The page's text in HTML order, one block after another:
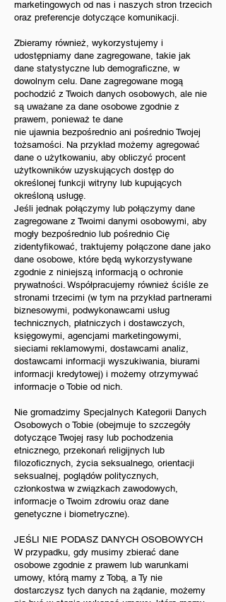
marketingowych od nas i naszych stron trzecich
oraz preferencje dotyczące komunikacji.
Zbieramy również, wykorzystujemy i
udostępniamy dane zagregowane, takie jak
dane statystyczne lub demograficzne, w
dowolnym celu. Dane zagregowane mogą
pochodzić z Twoich danych osobowych, ale nie
są uważane za dane osobowe zgodnie z
prawem, ponieważ te dane
nie ujawnia bezpośrednio ani pośrednio Twojej
tożsamości. Na przykład możemy agregować
dane o użytkowaniu, aby obliczyć procent
użytkowników uzyskujących dostęp do
określonej funkcji witryny lub kupujących
określoną usługę.
Jeśli jednak połączymy lub połączymy dane
zagregowane z Twoimi danymi osobowymi, aby
mogły bezpośrednio lub pośrednio Cię
zidentyfikować, traktujemy połączone dane jako
dane osobowe, które będą wykorzystywane
zgodnie z niniejszą informacją o ochronie
prywatności. Współpracujemy również ściśle ze
stronami trzecimi (w tym na przykład partnerami
biznesowymi, podwykonawcami usług
technicznych, płatniczych i dostawczych,
księgowymi, agencjami marketingowymi,
sieciami reklamowymi, dostawcami analiz,
dostawcami informacji wyszukiwania, biurami
informacji kredytowej) i możemy otrzymywać
informacje o Tobie od nich.
Nie gromadzimy Specjalnych Kategorii Danych
Osobowych o Tobie (obejmuje to szczegóły
dotyczące Twojej rasy lub pochodzenia
etnicznego, przekonań religijnych lub
filozoficznych, życia seksualnego, orientacji
seksualnej, poglądów politycznych,
członkostwa w związkach zawodowych,
informacje o Twoim zdrowiu oraz dane
genetyczne i biometryczne).
JEŚLI NIE PODASZ DANYCH OSOBOWYCH
W przypadku, gdy musimy zbierać dane
osobowe zgodnie z prawem lub warunkami
umowy, którą mamy z Tobą, a Ty nie
dostarczysz tych danych na żądanie, możemy